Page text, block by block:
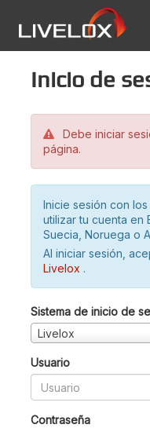
Inicio de
Debe iniciar
página.
Inicie sesión con
utilizar tu cuenta en
Suecia, Noruega o
Al iniciar sesión,
Livelox .
Sistema de inicio de
Livelox
Usuario
Contraseña